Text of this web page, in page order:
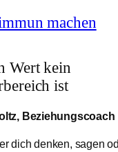
machen
Wert kein
ist
Beziehungscoach
dich denken, sagen